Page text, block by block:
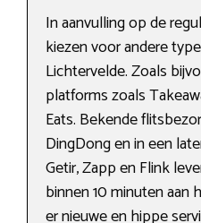
In aanvulling op de
kiezen voor andere
Lichtervelde. Zoals
platforms zoals
Eats. Bekende
DingDong en in een
Getir, Zapp en Flink
binnen 10 minuten aan
er nieuwe en hippe